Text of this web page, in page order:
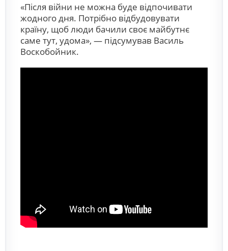
«Після війни не можна буде відпочивати
жодного дня. Потрібно відбудовувати
країну, щоб люди бачили своє майбутнє
саме тут, удома», — підсумував Василь
Воскобойник.